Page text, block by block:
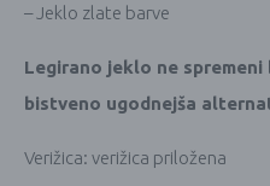
– Jeklo zlate barve
Legirano jeklo ne
bistveno ugodnejša
Verižica: verižica priložena